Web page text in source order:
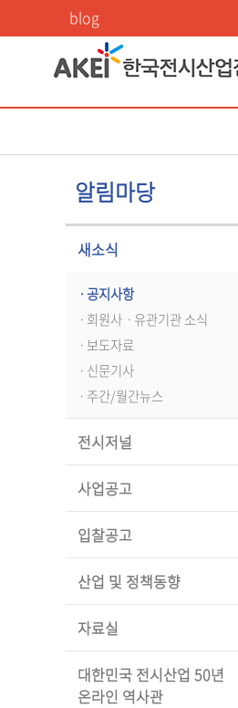
blog
공지사항
알림마당
새소식
ㆍ공지사항
ㆍ회원사ㆍ유관기관 소식
ㆍ보도자료
ㆍ신문기사
ㆍ주간/월간뉴스
전시저널
사업공고
입찰공고
산업 및 정책동향
자료실
대한민국 전시산업 50년
온라인 역사관